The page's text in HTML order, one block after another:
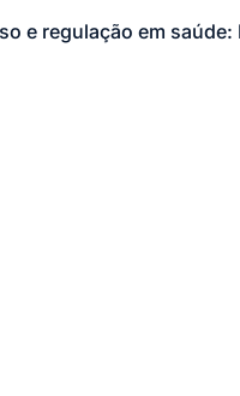
e regulação em